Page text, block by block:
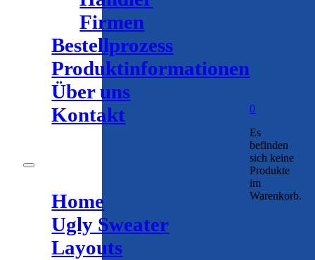
Firmen
Bestellprozess
Produktinformationen
Über uns
Kontakt
Home
Ugly Sweater
Layouts
0
Es
befinden
sich keine
Produkte
im
Warenkorb.